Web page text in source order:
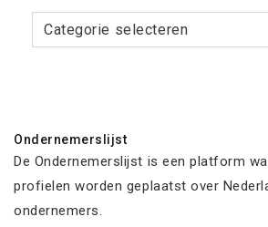
Categorieën
Ondernemerslijst
De Ondernemerslijst is een platform
profielen worden geplaatst over
ondernemers.